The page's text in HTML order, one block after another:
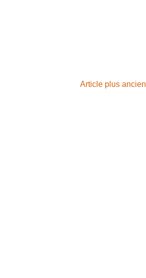
Article plus ancien